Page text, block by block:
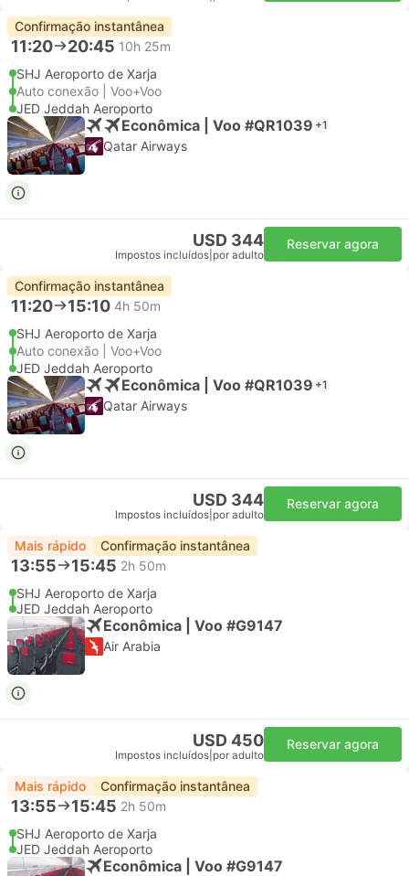
Confirmação instantânea
11:20 20:45 10h 25m
SHJ Aeroporto de Xarja
Auto conexão | Voo+Voo
JED Jeddah Aeroporto
Econômica | Voo #QR1039 +1
Qatar Airways
USD 344
Impostos incluídos por adulto
Reservar agora
Confirmação instantânea
11:20 15:10 4h 50m
SHJ Aeroporto de Xarja
Auto conexão | Voo+Voo
JED Jeddah Aeroporto
Econômica | Voo #QR1039 +1
Qatar Airways
USD 344
Impostos incluídos por adulto
Reservar agora
Mais rápido Confirmação instantânea
13:55 15:45 2h 50m
SHJ Aeroporto de Xarja
JED Jeddah Aeroporto
Econômica | Voo #G9147
Air Arabia
USD 450
Impostos incluídos por adulto
Reservar agora
Mais rápido Confirmação instantânea
13:55 15:45 2h 50m
SHJ Aeroporto de Xarja
JED Jeddah Aeroporto
Econômica | Voo #G9147